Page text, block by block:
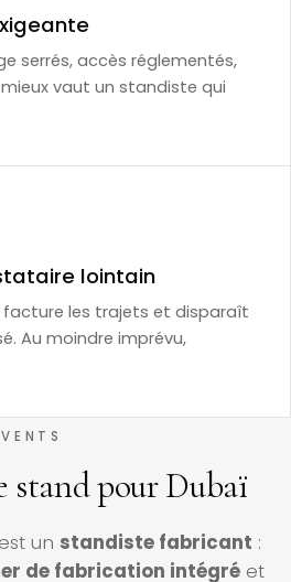
serrés, accès réglementés,
vaut un standiste qui
lointain
facture les trajets et disparaît
Au moindre imprévu,
stand pour Dubaï
un standiste fabricant :
de fabrication intégré et